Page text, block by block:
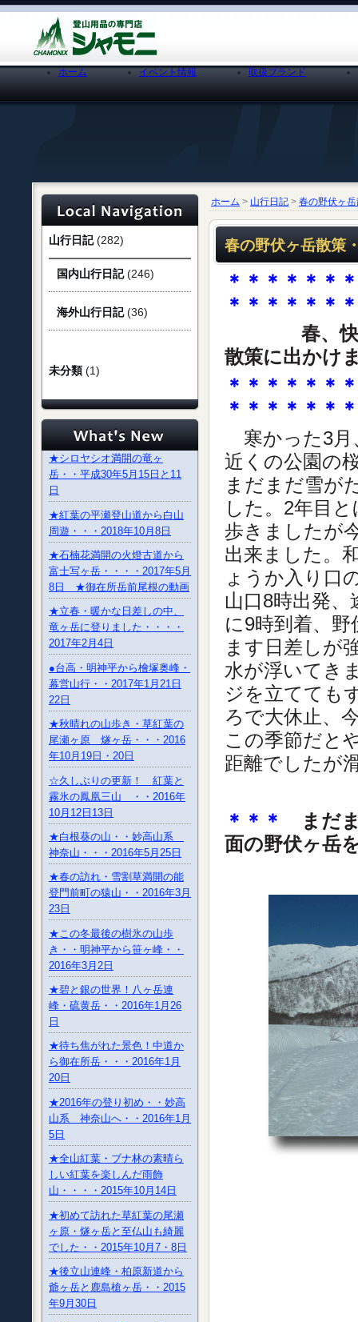
ホーム イベント情報 取扱ブランド
山行日記(282)
国内山行日記(246)
海外山行日記(36)
未分類(1)
★シロヤシオ満開の竜ヶ
岳・・平成30年5月15日と11
日
★紅葉の平瀬登山道から白山
周遊・・・2018年10月8日
★石楠花満開の火燈古道から
富士写ヶ岳・・・・2017年5月
8日 ★御在所岳前尾根の動画
★立春・暖かな日差しの中、
竜ヶ岳に登りました・・・・
2017年2月4日
●台高・明神平から檜塚奥峰・
幕営山行・・2017年1月21日
22日
★秋晴れの山歩き・草紅葉の
尾瀬ヶ原 燧ヶ岳・・・2016
年10月19日・20日
☆久しぶりの更新！ 紅葉と
霧氷の鳳凰三山 ・・2016年
10月12日13日
★白根葵の山・・妙高山系
神奈山・・・2016年5月25日
★春の訪れ・雪割草満開の能
登門前町の猿山・・2016年3月
23日
★この冬最後の樹氷の山歩
き・・明神平から笹ヶ峰・・
2016年3月2日
★碧と銀の世界！八ヶ岳連
峰・硫黄岳・・2016年1月26
日
★待ち焦がれた景色！中道か
ら御在所岳・・・2016年1月
20日
★2016年の登り初め・・妙高
山系 神奈山へ・・2016年1月
5日
★全山紅葉・ブナ林の素晴ら
しい紅葉を楽しんだ雨飾
山・・・・2015年10月14日
★初めて訪れた草紅葉の尾瀬
ヶ原・燧ヶ岳と至仏山も綺麗
でした・・2015年10月7・8日
★後立山連峰・柏原新道から
爺ヶ岳と鹿島槍ヶ岳・・2015
年9月30日
ホーム > 山行日記 > 春の野伏ヶ
春の野伏ヶ岳散策
＊＊＊＊＊＊
＊＊＊＊＊＊
春、快晴に
散策に出かけ
＊＊＊＊＊＊
＊＊＊＊＊＊
寒かった3月
近くの公園の
まだまだ雪が
した。2年目
歩きましたが
出来ました。
ょうか入り口
山口8時出発
に9時到着、
ます日差しが
水が浮いてき
ジを立てても
ろで大休止、
この季節だと
距離でしたが
＊＊＊
まだま
面の野伏ヶ